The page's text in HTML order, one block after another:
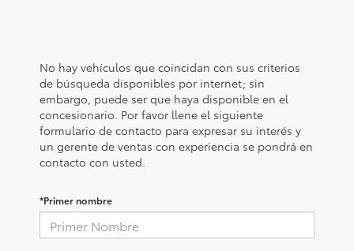
No hay vehículos que coincidan con sus criterios
de búsqueda disponibles por internet; sin
embargo, puede ser que haya disponible en el
concesionario. Por favor llene el siguiente
formulario de contacto para expresar su interés y
un gerente de ventas con experiencia se pondrá en
contacto con usted.
*Primer nombre